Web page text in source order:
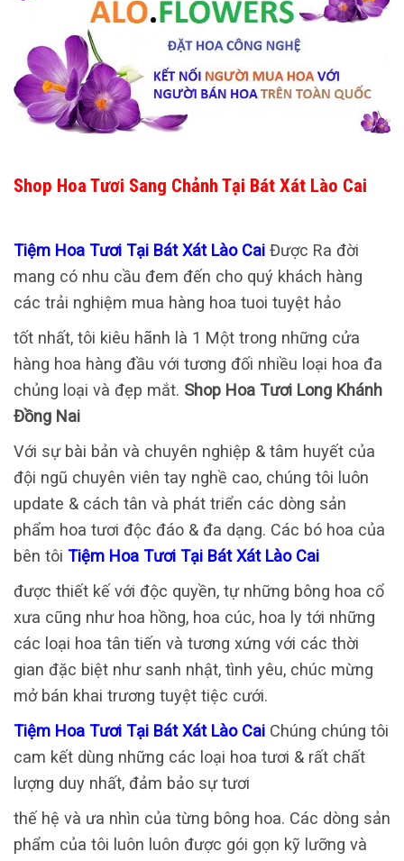
Shop Hoa Tươi Sang Chảnh Tại Bát Xát Lào Cai
Tiệm Hoa Tươi Tại Bát Xát Lào Cai Được Ra đời
mang có nhu cầu đem đến cho quý khách hàng
các trải nghiệm mua hàng hoa tuoi tuyệt hảo
tốt nhất, tôi kiêu hãnh là 1 Một trong những cửa
hàng hoa hàng đầu với tương đối nhiều loại hoa đa
chủng loại và đẹp mắt. Shop Hoa Tươi Long Khánh
Đồng Nai
Với sự bài bản và chuyên nghiệp & tâm huyết của
đội ngũ chuyên viên tay nghề cao, chúng tôi luôn
update & cách tân và phát triển các dòng sản
phẩm hoa tươi độc đáo & đa dạng. Các bó hoa của
bên tôi Tiệm Hoa Tươi Tại Bát Xát Lào Cai
được thiết kế với độc quyền, tự những bông hoa cổ
xưa cũng như hoa hồng, hoa cúc, hoa ly tới những
các loại hoa tân tiến và tương xứng với các thời
gian đặc biệt như sanh nhật, tình yêu, chúc mừng
mở bán khai trương tuyệt tiệc cưới.
Tiệm Hoa Tươi Tại Bát Xát Lào Cai Chúng chúng tôi
cam kết dùng những các loại hoa tươi & rất chất
lượng duy nhất, đảm bảo sự tươi
thế hệ và ưa nhìn của từng bông hoa. Các dòng sản
phẩm của tôi luôn luôn được gói gọn kỹ lưỡng và